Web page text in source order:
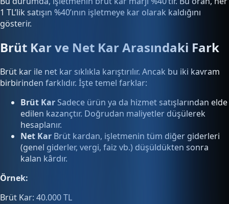
1 TL’lik satışın %40’ının işletmeye kar olarak kaldığını
gösterir.
Brüt Kar ve Net Kar Arasındaki Fark
Brüt kar ile net kar sıklıkla karıştırılır. Ancak bu iki kavram
birbirinden farklıdır. İşte temel farklar:
Brüt KarSadece ürün ya da hizmet satışlarından elde
edilen kazançtır. Doğrudan maliyetler düşülerek
hesaplanır.
Net Kar Brüt kardan, işletmenin tüm diğer giderleri
(genel giderler, vergi, faiz vb.) düşüldükten sonra
kalan kârdır.
Örnek:
Brüt Kar: 40.000 TL